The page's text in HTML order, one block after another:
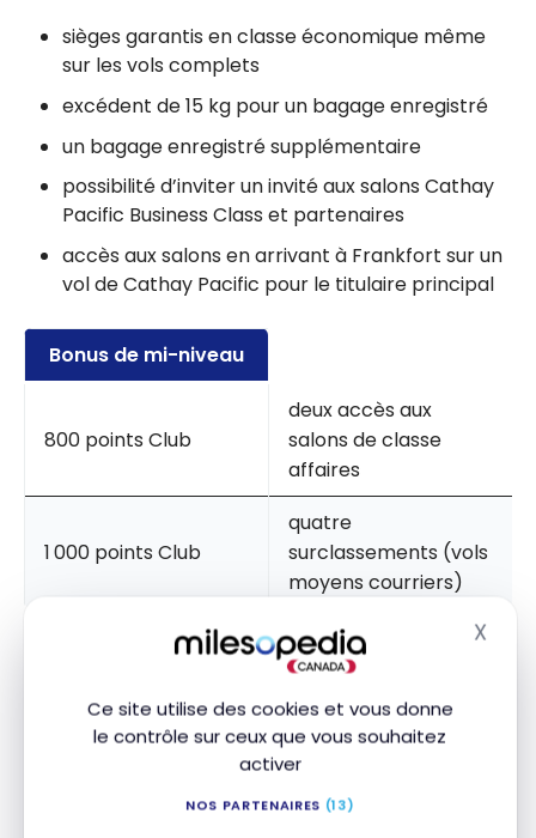
Ce site utilise des cookies et vous donne
le contrôle sur ceux que vous souhaitez
activer
NOS PARTENAIRES (13)
X
sièges garantis en classe économique même
sur les vols complets
excédent de 15 kg pour un bagage enregistré
un bagage enregistré supplémentaire
possibilité d’inviter un invité aux salons Cathay
Pacific Business Class et partenaires
accès aux salons en arrivant à Frankfort sur un
vol de Cathay Pacific pour le titulaire principal
Bonus de mi-niveau
800 points Club
deux accès aux
salons de classe
affaires
1 000 points Club
quatre
surclassements (vols
moyens courriers)
Marco Polo Club Diamond (Oneworld
Emerald)
En plus des avantages du statut Gold, vous allez